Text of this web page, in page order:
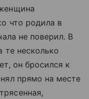
что родила в
не поверил. В
те несколько
он бросился к
прямо на месте